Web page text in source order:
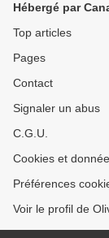
Hébergé par
Top articles
Pages
Contact
Signaler un abus
C.G.U.
Cookies et
Préférences
Voir le profil de